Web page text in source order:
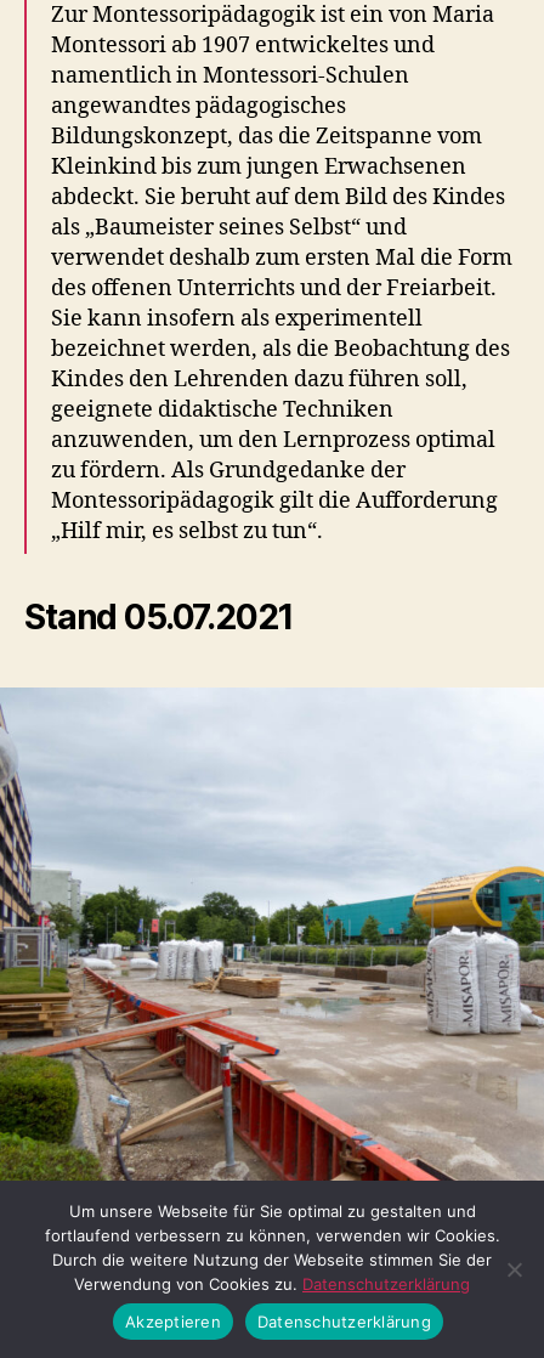
Zur Montessoripädagogik ist ein von Maria
Montessori ab 1907 entwickeltes und
namentlich in Montessori-Schulen
angewandtes pädagogisches
Bildungskonzept, das die Zeitspanne vom
Kleinkind bis zum jungen Erwachsenen
abdeckt. Sie beruht auf dem Bild des Kindes
als „Baumeister seines Selbst“ und
verwendet deshalb zum ersten Mal die Form
des offenen Unterrichts und der Freiarbeit.
Sie kann insofern als experimentell
bezeichnet werden, als die Beobachtung des
Kindes den Lehrenden dazu führen soll,
geeignete didaktische Techniken
anzuwenden, um den Lernprozess optimal
zu fördern. Als Grundgedanke der
Montessoripädagogik gilt die Aufforderung
„Hilf mir, es selbst zu tun“.
Stand 05.07.2021
Die Baustelle ist ein ehemaliger Parkplatz (05.07.2021) ©
Kranaufbau (09.08.2021)
Um unsere Webseite für Sie optimal zu gestalten und
fortlaufend verbessern zu können, verwenden wir Cookies.
Durch die weitere Nutzung der Webseite stimmen Sie der
Verwendung von Cookies zu. Datenschutzerklärung
Akzeptieren
Datenschutzerklärung